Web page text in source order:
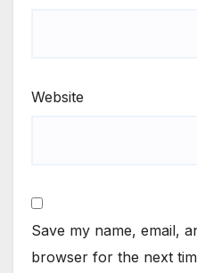
Website
Save my name, email,
browser for the next